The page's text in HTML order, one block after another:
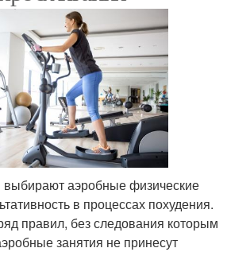
аэробные физические
в процессах похудения.
правил, без следования которым
занятия не принесут